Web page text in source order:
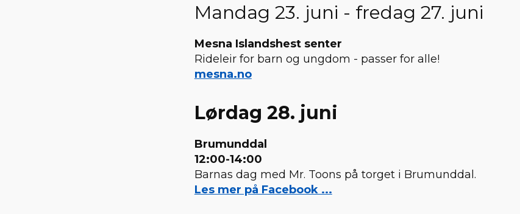
Mandag 23. juni - fredag 27. juni
Mesna Islandshest senter
Rideleir for barn og ungdom - passer for alle!
mesna.no
Lørdag 28. juni
Brumunddal
12:00-14:00
Barnas dag med Mr. Toons på torget i Brumunddal.
Les mer på Facebook ...